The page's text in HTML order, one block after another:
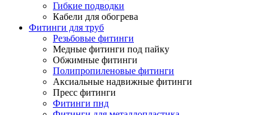
Гибкие подводки
Кабели для обогрева
Фитинги для труб
Резьбовые фитинги
Медные фитинги под пайку
Обжимные фитинги
Полипропиленовые фитинги
Аксиальные надвижные фитинги
Пресс фитинги
Фитинги пнд